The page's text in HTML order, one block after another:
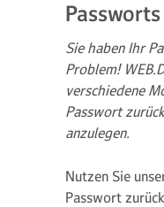
Passworts
Sie haben Ihr
Problem!
verschiedene
Passwort
anzulegen.
Nutzen Sie
Passwort